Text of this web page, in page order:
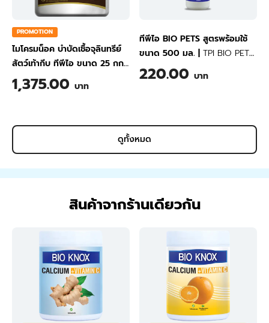
PROMOTION
ไมโครมน็อค บำบัดเชื้อจุลินทรีย์
สัตว์เท้ากีบ ทีพีไอ ขนาด 25 กก.
|TPI Microme knox - Anti
Microorganisms (For Hooves)
1,375.00 บาท
ทีพีไอ BIO PETS สูตรพร้อมใช้
ขนาด 500 มล.
TPI BIO PETS
Ready to use Formula 500
ml
220.00 บาท
ดูทั้งหมด
สินค้าจากร้านเดียวกัน